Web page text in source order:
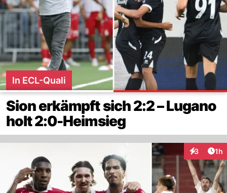
In ECL-Quali
Sion erkämpft sich 2:2 – Lugano
holt 2:0-Heimsieg
3 1h